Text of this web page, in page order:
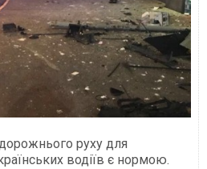
руху для
водіїв є нормою.